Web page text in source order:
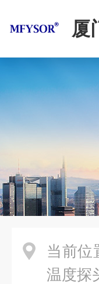
厦
司
当前位
温度探